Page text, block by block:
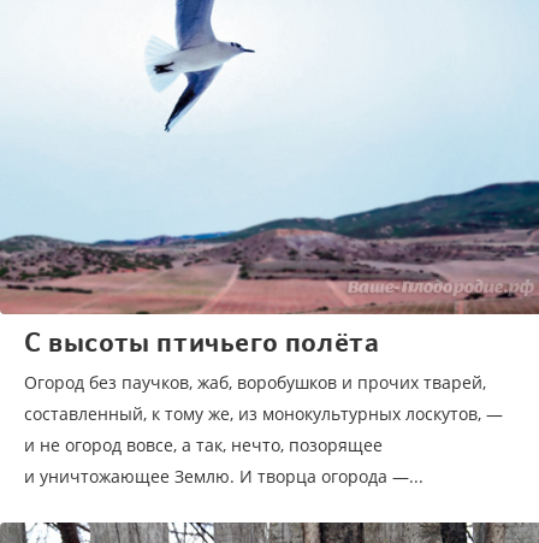
C высоты птичьего полёта
Огород без паучков, жаб, воробушков и прочих тварей,
составленный, к тому же, из монокультурных лоскутов, —
и не огород вовсе, а так, нечто, позорящее
и уничтожающее Землю. И творца огорода —...